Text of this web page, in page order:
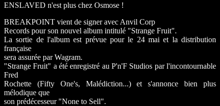
ENSLAVED n'est plus chez Osmose !
BREAKPOINT vient de signer avec Anvil Corp
Records pour son nouvel album intitulé "Strange Fruit".
La sortie de l'album est prévue pour le 24 mai et la distribution
française
sera assurée par Wagram.
"Strange Fruit" a été enregistré au P'n'F Studios par l'incontournable
Fred
Rochette (Fifty One's, Malédiction...) et s'annonce bien plus
mélodique que
son prédécesseur "None to Sell".